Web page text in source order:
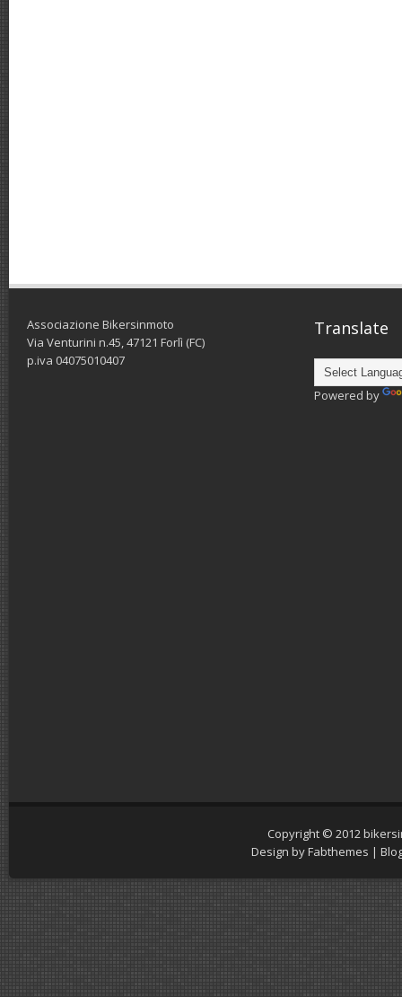
Associazione Bikersinmoto
Via Venturini n.45, 47121 Forlì (FC)
p.iva 04075010407
Translate
Powered by
Copyright © 2012
Design byFabthemes |